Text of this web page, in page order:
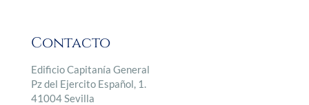
Contacto
Edificio Capitanía General
Pz del Ejercito Español, 1.
41004 Sevilla